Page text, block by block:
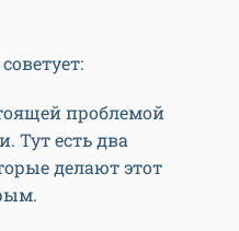
проблемой
Тут есть два
делают этот